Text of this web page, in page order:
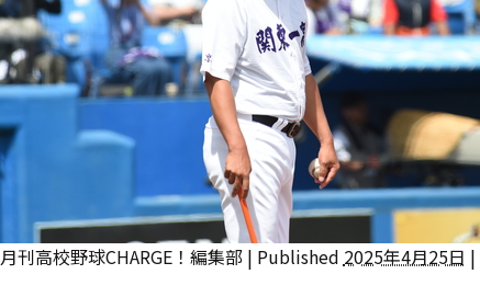
月刊高校野球CHARGE！編集部 | Published 2025年4月25日 |